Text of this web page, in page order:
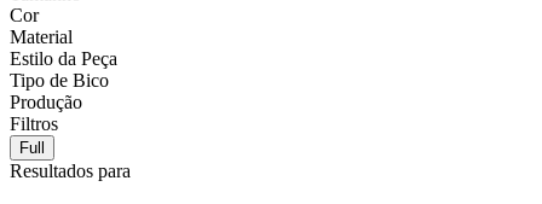
Cor
Material
Estilo da Peça
Tipo de Bico
Produção
Filtros
Full
Resultados para